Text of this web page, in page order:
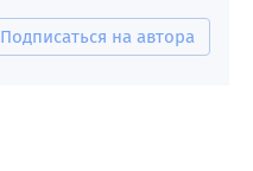
Подписаться на автора